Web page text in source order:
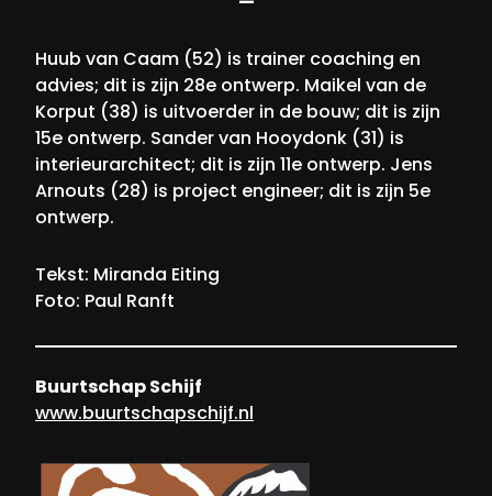
Huub van Caam (52) is trainer coaching en
advies; dit is zijn 28e ontwerp. Maikel van de
Korput (38) is uitvoerder in de bouw; dit is zijn
15e ontwerp. Sander van Hooydonk (31) is
interieurarchitect; dit is zijn 11e ontwerp. Jens
Arnouts (28) is project engineer; dit is zijn 5e
ontwerp.
Tekst: Miranda Eiting
Foto: Paul Ranft
Buurtschap Schijf
www.buurtschapschijf.nl